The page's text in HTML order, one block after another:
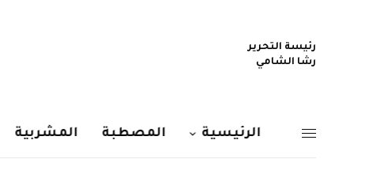
رئيسة التحرير
رشا الشامي
الرئيسية المصطبة المشربية